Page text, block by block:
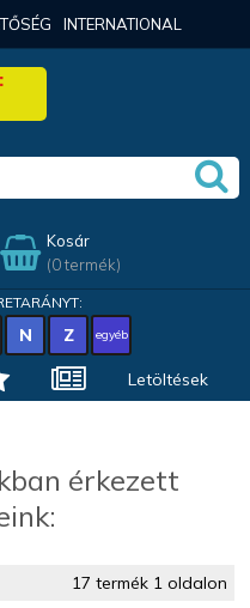
INTERNATIONAL
Kosár
(0 termék)
N Z egyéb
Letöltések
érkezett
17 termék 1 oldalon